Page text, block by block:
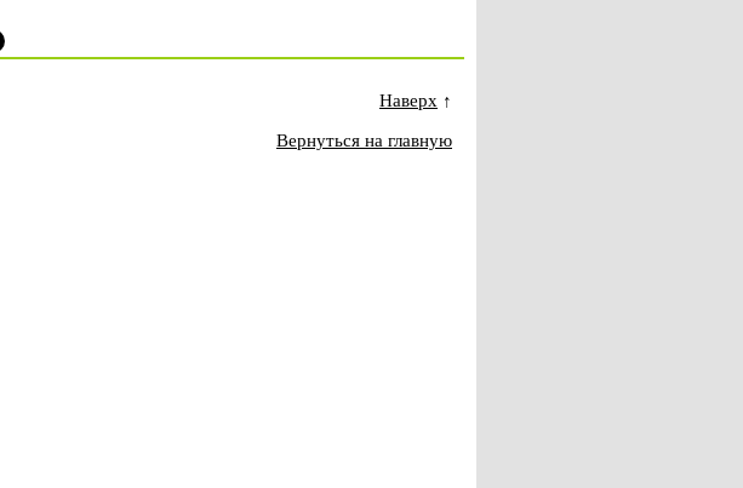
Наверх ↑
Вернуться на главную